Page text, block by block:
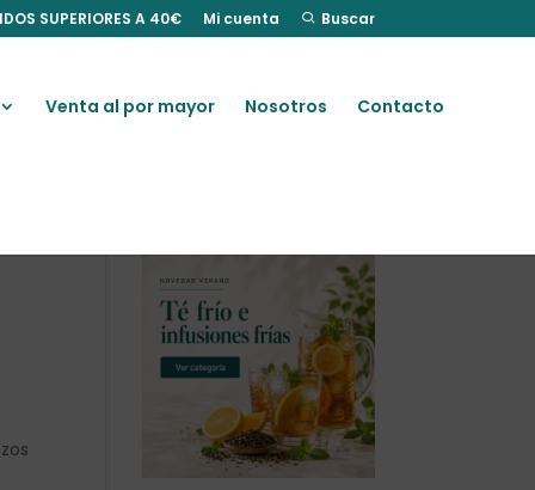
SUPERIORES A 40€ Mi cuenta Buscar
Venta al por mayor Nosotros Contacto